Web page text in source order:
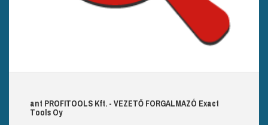
ant PROFITOOLS Kft. - VEZETŐ FORGALMAZÓ Exact
Tools Oy